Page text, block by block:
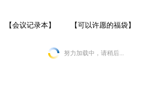
【会议记录本】 【可以许愿的福袋】
努力加载中，请稍后...